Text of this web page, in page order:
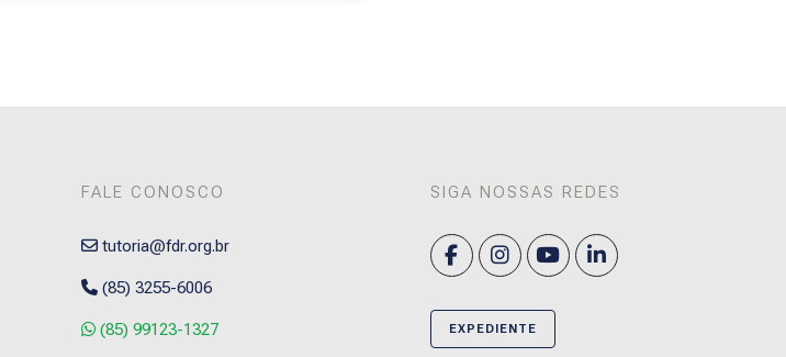
FALE CONOSCO
tutoria@fdr.org.br
(85) 3255-6006
(85) 99123-1327
SIGA NOSSAS REDES
EXPEDIENTE